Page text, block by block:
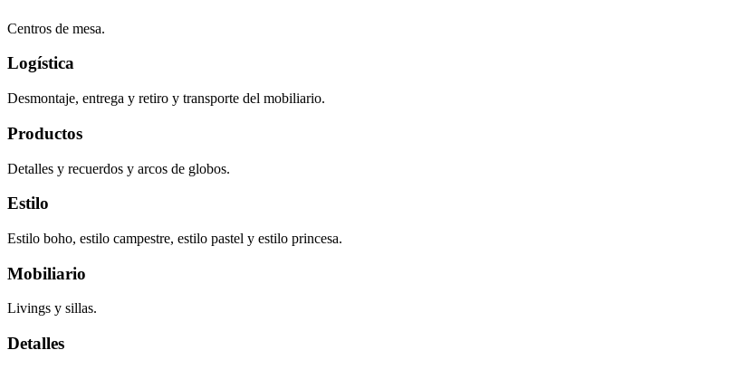
Centros de mesa.
Logística
Desmontaje, entrega y retiro y transporte del mobiliario.
Productos
Detalles y recuerdos y arcos de globos.
Estilo
Estilo boho, estilo campestre, estilo pastel y estilo princesa.
Mobiliario
Livings y sillas.
Detalles